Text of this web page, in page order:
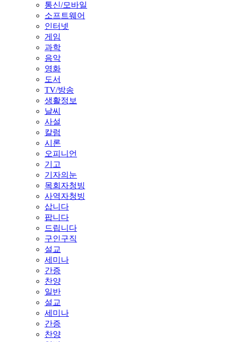
통신/모바일
소프트웨어
인터넷
게임
과학
음악
영화
도서
TV/방송
생활정보
날씨
사설
칼럼
시론
오피니언
기고
기자의눈
목회자청빙
사역자청빙
삽니다
팝니다
드립니다
구인구직
설교
세미나
간증
찬양
일반
설교
세미나
간증
찬양